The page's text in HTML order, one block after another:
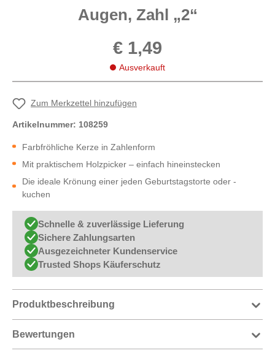
Augen, Zahl „2“
€ 1,49
Ausverkauft
Zum Merkzettel hinzufügen
Artikelnummer: 108259
Farbfröhliche Kerze in Zahlenform
Mit praktischem Holzpicker – einfach hineinstecken
Die ideale Krönung einer jeden Geburtstagstorte oder -
kuchen
Schnelle & zuverlässige Lieferung
Sichere Zahlungsarten
Ausgezeichneter Kundenservice
Trusted Shops Käuferschutz
Produktbeschreibung
Bewertungen